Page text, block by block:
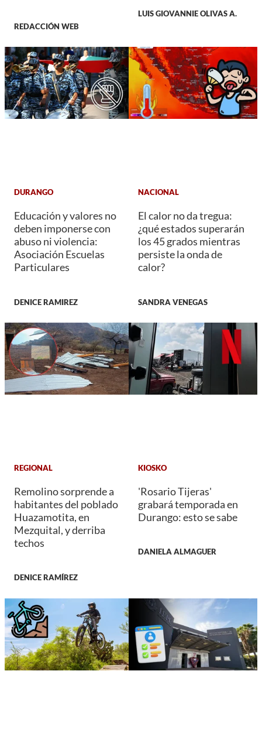
REDACCIÓN WEB
LUIS GIOVANNIE OLIVAS A.
DURANGO
Educación y valores no
deben imponerse con
abuso ni violencia:
Asociación Escuelas
Particulares
DENICE RAMIREZ
NACIONAL
El calor no da tregua:
¿qué estados superarán
los 45 grados mientras
persiste la onda de
calor?
SANDRA VENEGAS
REGIONAL
Remolino sorprende a
habitantes del poblado
Huazamotita, en
Mezquital, y derriba
techos
DENICE RAMÍREZ
KIOSKO
'Rosario Tijeras'
grabará temporada en
Durango: esto se sabe
DANIELA ALMAGUER